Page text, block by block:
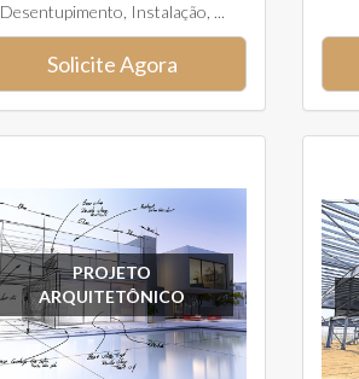
Desentupimento, Instalação, ...
Solicite Agora
PROJETO
ARQUITETÔNICO